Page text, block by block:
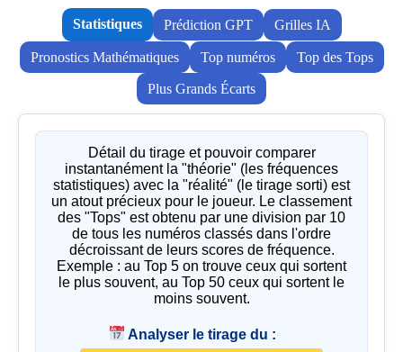
Statistiques Prédiction GPT Grilles IA
Pronostics Mathématiques Top numéros Top des Tops
Plus Grands Écarts
Détail du tirage et pouvoir comparer
instantanément la "théorie" (les fréquences
statistiques) avec la "réalité" (le tirage sorti) est
un atout précieux pour le joueur. Le classement
des "Tops" est obtenu par une division par 10
de tous les numéros classés dans l'ordre
décroissant de leurs scores de fréquence.
Exemple : au Top 5 on trouve ceux qui sortent
le plus souvent, au Top 50 ceux qui sortent le
moins souvent.
Analyser le tirage du :